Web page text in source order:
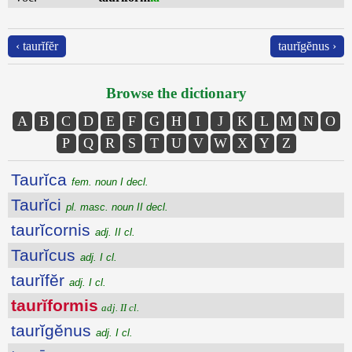
‹ taurĭfĕr taurĭgĕnus ›
Browse the dictionary
A B C D E F G H I J K L M N
O
P
Q R S T U V W X Y Z
Taurĭca fem. noun I decl.
Taurĭci pl. masc. noun II decl.
taurĭcornis adj. II cl.
Taurĭcus adj. I cl.
taurĭfĕr adj. I cl.
taurĭformis adj. II cl.
taurĭgĕnus adj. I cl.